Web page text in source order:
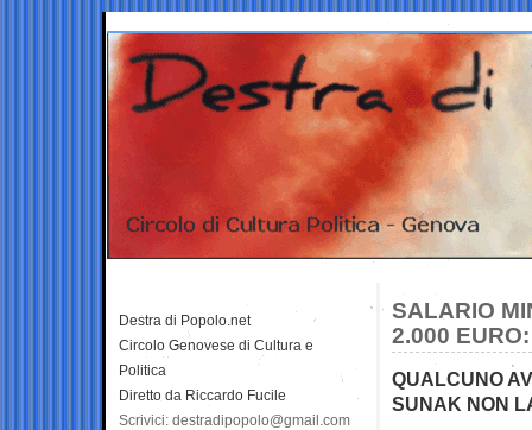
SALARIO
2.000
QUALCUNO
SUNAK NON
Destra di Popolo.net
Circolo Genovese di Cultura e
Politica
Diretto da Riccardo Fucile
Scrivici: destradipopolo@gmail.com